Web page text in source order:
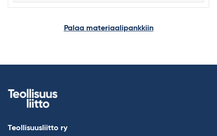
Palaa materiaalipankkiin
Teollisuusliitto ry